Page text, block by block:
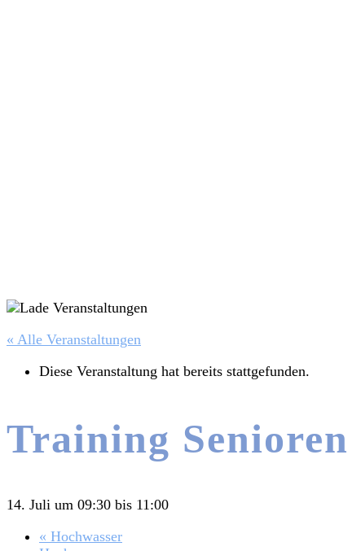
« Alle Veranstaltungen
Diese Veranstaltung hat bereits stattgefunden.
Training Senioren
14. Juli um 09:30 bis 11:00
« Hochwasser